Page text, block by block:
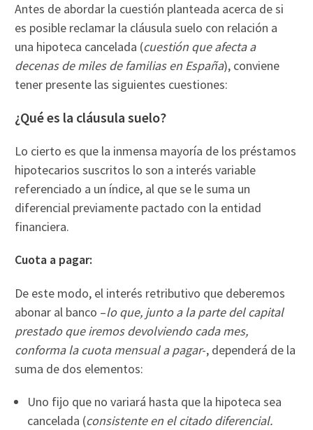
Antes de abordar la cuestión planteada acerca de si
es posible reclamar la cláusula suelo con relación a
una hipoteca cancelada (cuestión que afecta a
decenas de miles de familias en España), conviene
tener presente las siguientes cuestiones:
¿Qué es la cláusula suelo?
Lo cierto es que la inmensa mayoría de los préstamos
hipotecarios suscritos lo son a interés variable
referenciado a un índice, al que se le suma un
diferencial previamente pactado con la entidad
financiera.
Cuota a pagar:
De este modo, el interés retributivo que deberemos
abonar al banco –lo que, junto a la parte del capital
prestado que iremos devolviendo cada mes,
conforma la cuota mensual a pagar-, dependerá de la
suma de dos elementos:
Uno fijo que no variará hasta que la hipoteca sea
cancelada (consistente en el citado diferencial.